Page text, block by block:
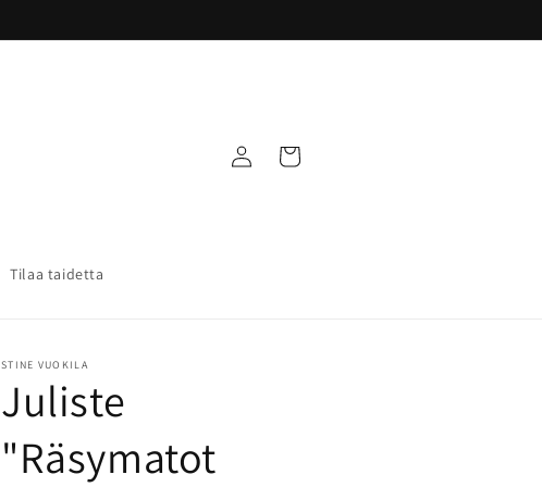
Tilaa taidetta
Kirjaudu
sisään
Ostoskori
STINE VUOKILA
Juliste
"Räsymatot